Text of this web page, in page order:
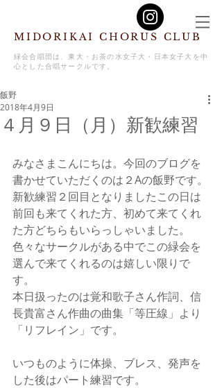
MIDORIKAI CHORUS CLUB
緑会合唱団は、東大・お茶の水女子大・日本女子大を中
心とした合唱サークルです。
４月９日（月）新歓練習
飯野
2018年4月9日
みなさまこんにちは。今回のブログを
書かせていただくのは２Aの飯野です。
新歓練習２回目となりましたこの日は
前回も来てくれた方、初めて来てくれ
た方どちらもいらっしゃいました。
色々なサークルがある中でこの緑会を
選んで来てくれるのは嬉しい限りで
す。
本日扱ったのは覚和歌子さん作詞、信
長貴富さん作曲の曲集「等圧線」より
「リフレイン」です。
いつものように体操、ブレス、発声を
した後はパート練習です。